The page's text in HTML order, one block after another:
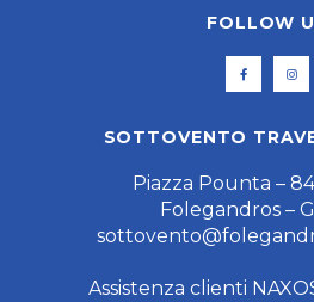
FOLLOW
SOTTOVENTO
Piazza Pounta –
Folegandros –
Assistenza clienti